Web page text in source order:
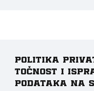
Politika
točnost i
podataka na